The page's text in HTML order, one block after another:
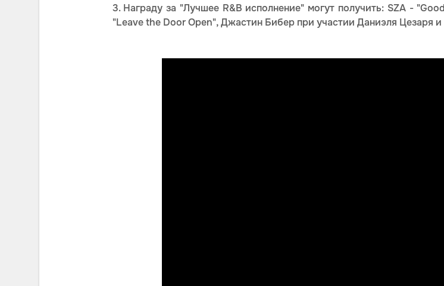
3. Награду за "Лучшее R&B исполнение" могут получить: SZA -
"Leave the Door Open", Джастин Бибер при участии Даниэля Цезаря